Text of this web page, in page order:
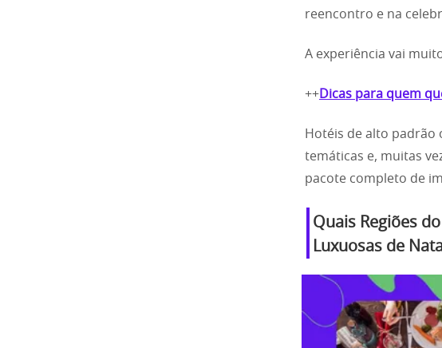
reencontro e na
A experiência vai
++Dicas para quem
Hotéis de alto padrão
temáticas e, muitas
pacote completo de
Quais Regiões
Luxuosas de